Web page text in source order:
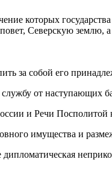
которых
Северскую
за собой его
от наступающих
и Речи Посполитой
имущества и